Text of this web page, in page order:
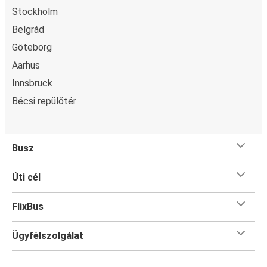
Stockholm
Belgrád
Göteborg
Aarhus
Innsbruck
Bécsi repülőtér
Busz
Úti cél
FlixBus
Ügyfélszolgálat